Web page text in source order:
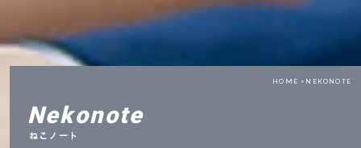
HOME > NEKONOTE
Nekonote
ねこノート